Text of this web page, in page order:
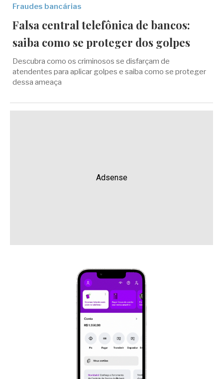
Fraudes bancárias
Falsa central telefônica de bancos:
saiba como se proteger dos golpes
Descubra como os criminosos se disfarçam de
atendentes para aplicar golpes e saiba como se proteger
dessa ameaça
Adsense